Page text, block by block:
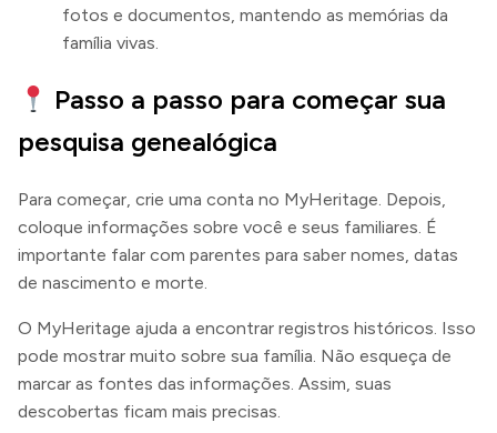
fotos e documentos, mantendo as memórias da
família vivas.
Passo a passo para começar sua
pesquisa genealógica
Para começar, crie uma conta no MyHeritage. Depois,
coloque informações sobre você e seus familiares. É
importante falar com parentes para saber nomes, datas
de nascimento e morte.
O MyHeritage ajuda a encontrar registros históricos. Isso
pode mostrar muito sobre sua família. Não esqueça de
marcar as fontes das informações. Assim, suas
descobertas ficam mais precisas.